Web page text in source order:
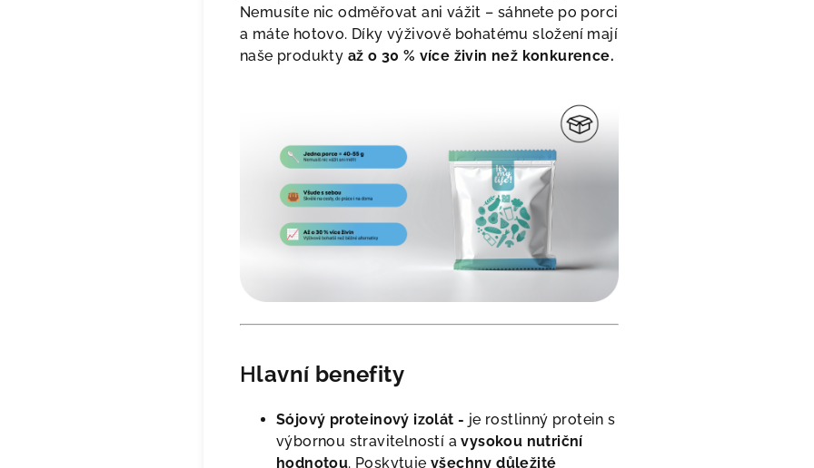
Nemusíte nic odměřovat ani vážit – sáhnete po porci
a máte hotovo. Díky výživově bohatému složení mají
naše produkty až o 30 % více živin než konkurence.
Hlavní benefity
Sójový proteinový izolát - je rostlinný protein s
výbornou stravitelností avysokou nutriční
hodnotou. Poskytujevšechny důležité